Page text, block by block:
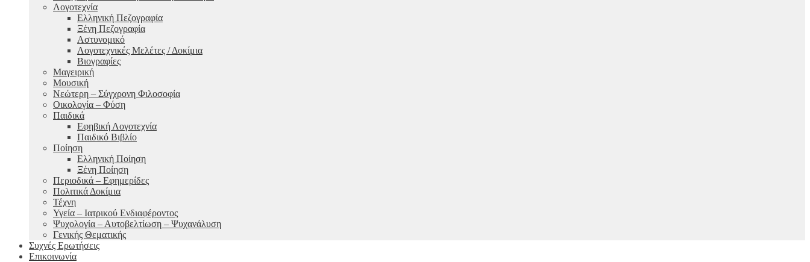
Λογοτεχνία
Ελληνική Πεζογραφία
Ξένη Πεζογραφία
Αστυνομικό
Λογοτεχνικές Μελέτες / Δοκίμια
Βιογραφίες
Μαγειρική
Μουσική
Νεώτερη – Σύγχρονη Φιλοσοφία
Οικολογία – Φύση
Παιδικά
Εφηβική Λογοτεχνία
Παιδικό Βιβλίο
Ποίηση
Ελληνική Ποίηση
Ξένη Ποίηση
Περιοδικά – Εφημερίδες
Πολιτικά Δοκίμια
Τέχνη
Υγεία – Ιατρικού Ενδιαφέροντος
Ψυχολογία – Αυτοβελτίωση – Ψυχανάλυση
Γενικής Θεματικής
Συχνές Ερωτήσεις
Επικοινωνία